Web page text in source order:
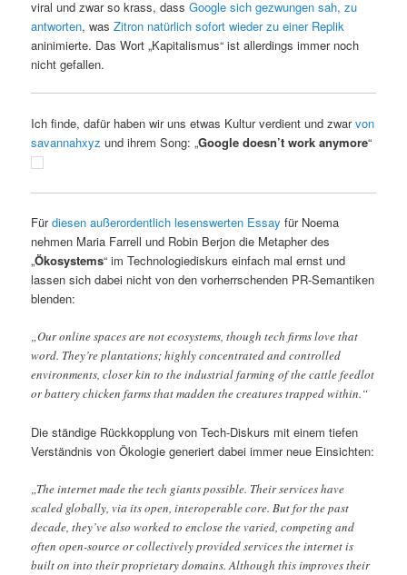
viral und zwar so krass, dassGoogle sich gezwungen sah, zu
antworten, wasZitron natürlich sofort wieder zu einer Replik
aninimierte. Das Wort „Kapitalismus“ ist allerdings immer noch
nicht gefallen.
Ich finde, dafür haben wir uns etwas Kultur verdient und zwarvon
savannahxyz und ihrem Song: „Google doesn’t work anymore“
Fürdiesen außerordentlich lesenswerten Essay für Noema
nehmen Maria Farrell und Robin Berjon die Metapher des
„Ökosystems“ im Technologiediskurs einfach mal ernst und
lassen sich dabei nicht von den vorherrschenden PR-Semantiken
blenden:
„Our online spaces are not ecosystems, though tech firms love that
word. They’re plantations; highly concentrated and controlled
environments, closer kin to the industrial farming of the cattle feedlot
or battery chicken farms that madden the creatures trapped within.“
Die ständige Rückkopplung von Tech-Diskurs mit einem tiefen
Verständnis von Ökologie generiert dabei immer neue Einsichten:
„The internet made the tech giants possible. Their services have
scaled globally, via its open, interoperable core. But for the past
decade, they’ve also worked to enclose the varied, competing and
often open-source or collectively provided services the internet is
built on into their proprietary domains. Although this improves their